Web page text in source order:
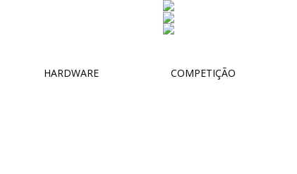
HARDWARE COMPETIÇÃO